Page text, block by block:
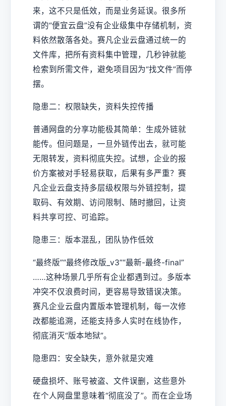
来，这不只是低效，而是业务延误。很多所
谓的“便宜云盘”没有企业级集中存储机制，资
料依然散落各处。赛凡企业云盘通过统一的
文件库，把所有资料集中管理，几秒钟就能
检索到所需文件，避免项目因为“找文件”而停
摆。
隐患二：权限缺失，资料失控传播
普通网盘的分享功能极其简单：生成外链就
能传。但问题是，一旦外链传出去，就可能
无限转发，资料彻底失控。试想，企业的报
价方案被对手轻易获取，后果有多严重？赛
凡企业云盘支持多层级权限与外链控制，提
取码、有效期、访问限制、随时撤回，让资
料共享可控、可追踪。
隐患三：版本混乱，团队协作低效
“最终版”“最终修改版_v3”“最新-最终-final”
……这种场景几乎所有企业都遇到过。多版本
冲突不仅浪费时间，更容易导致错误决策。
赛凡企业云盘内置版本管理机制，每一次修
改都能追溯，还能支持多人实时在线协作，
彻底消灭“版本地狱”。
隐患四：安全缺失，意外就是灾难
硬盘损坏、账号被盗、文件误删，这些意外
在个人网盘里意味着“彻底没了”。而在企业场